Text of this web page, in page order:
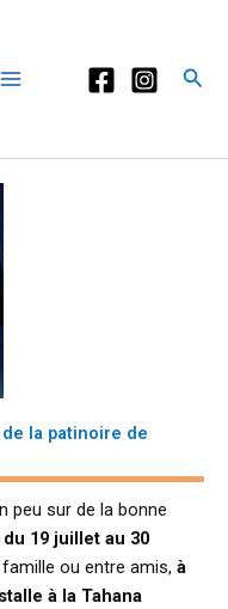
la patinoire de
peu sur de la bonne
du 19 juillet au 30
ou entre amis, à
à la Tahana